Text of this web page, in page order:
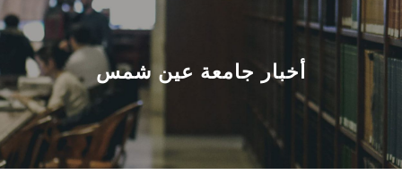
عن الجامعة
القطاعـات
الشئون الأكاديمية
البحث العلمي
أخبار جامعة عين شمس